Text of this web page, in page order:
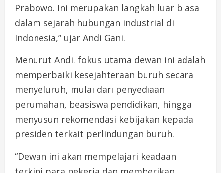
Prabowo. Ini merupakan langkah luar biasa
dalam sejarah hubungan industrial di
Indonesia,” ujar Andi Gani.
Menurut Andi, fokus utama dewan ini adalah
memperbaiki kesejahteraan buruh secara
menyeluruh, mulai dari penyediaan
perumahan, beasiswa pendidikan, hingga
menyusun rekomendasi kebijakan kepada
presiden terkait perlindungan buruh.
“Dewan ini akan mempelajari keadaan